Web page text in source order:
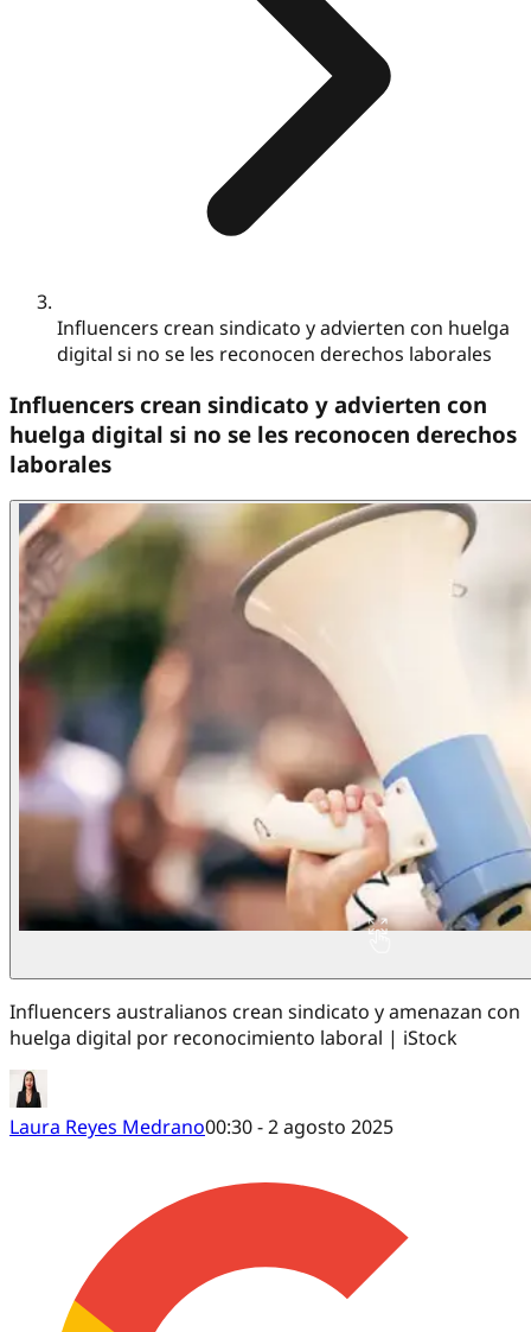
Influencers crean sindicato y advierten con huelga
digital si no se les reconocen derechos laborales
Influencers crean sindicato y advierten con
huelga digital si no se les reconocen derechos
laborales
Influencers australianos crean sindicato y amenazan con
huelga digital por reconocimiento laboral | iStock
Laura Reyes Medrano00:30 - 2 agosto 2025